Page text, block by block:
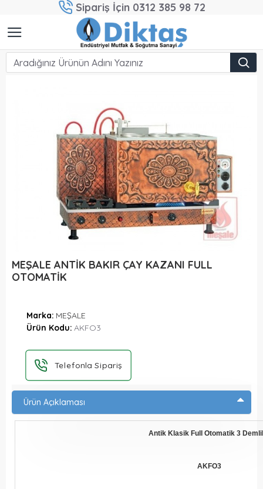
Sipariş İçin 0312 385 98 72
MEŞALE ANTİK BAKIR ÇAY KAZANI FULL
OTOMATİK
Marka: MEŞALE
Ürün Kodu: AKFO3
Telefonla Sipariş
Ürün Açıklaması
Antik Klasik Full Otomatik 3
AKFO3